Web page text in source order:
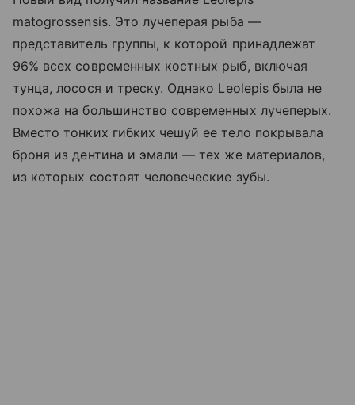
matogrossensis. Это лучеперая рыба —
представитель группы, к которой принадлежат
96% всех современных костных рыб, включая
тунца, лосося и треску. Однако Leolepis была не
похожа на большинство современных лучеперых.
Вместо тонких гибких чешуй ее тело покрывала
броня из дентина и эмали — тех же материалов,
из которых состоят человеческие зубы.